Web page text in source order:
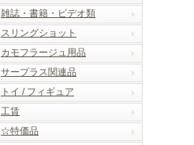
雑誌・書籍・ビデオ類
スリングショット
カモフラージュ用品
サープラス関連品
トイ / フィギュア
工賃
☆特価品